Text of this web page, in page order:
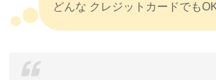
どんな クレジットカードでも